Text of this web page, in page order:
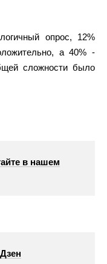
опрос, 12%
а 40% -
сложности было
в нашем